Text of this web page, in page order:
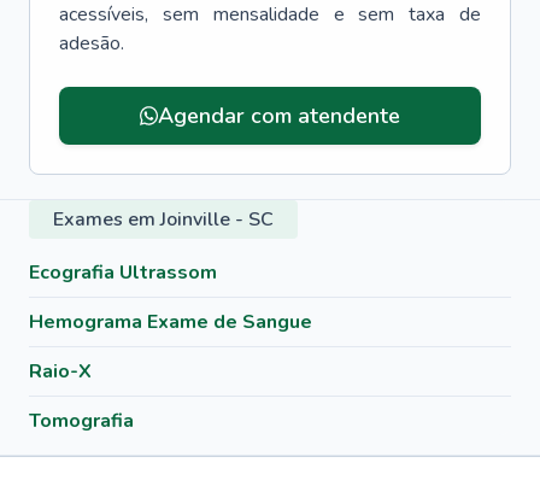
acessíveis, sem mensalidade e sem taxa de
adesão.
Agendar com atendente
Menu lateral
Exames em Joinville - SC
Ecografia Ultrassom
Hemograma Exame de Sangue
Raio-X
Tomografia